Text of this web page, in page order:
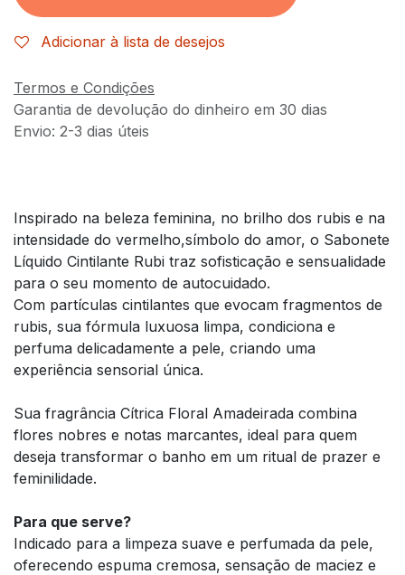
Adicionar à lista de desejos
Termos e Condições
Garantia de devolução do dinheiro em 30 dias
Envio: 2-3 dias úteis
Inspirado na beleza feminina, no brilho dos rubis e na
intensidade do vermelho,símbolo do amor, o Sabonete
Líquido Cintilante Rubi traz sofisticação e sensualidade
para o seu momento de autocuidado.
Com partículas cintilantes que evocam fragmentos de
rubis, sua fórmula luxuosa limpa, condiciona e
perfuma delicadamente a pele, criando uma
experiência sensorial única.
Sua fragrância Cítrica Floral Amadeirada combina
flores nobres e notas marcantes, ideal para quem
deseja transformar o banho em um ritual de prazer e
feminilidade.
Para que serve?
Indicado para a limpeza suave e perfumada da pele,
oferecendo espuma cremosa, sensação de maciez e